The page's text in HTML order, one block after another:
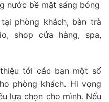
nước bề mặt sáng bóng
phòng khách, bàn trà
shop cửa hàng, spa,
tới các bạn một số
phòng khách. Hi vọng
lựa chọn cho mình. Nếu